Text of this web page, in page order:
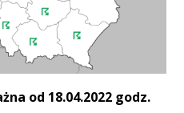
od 18.04.2022 godz.